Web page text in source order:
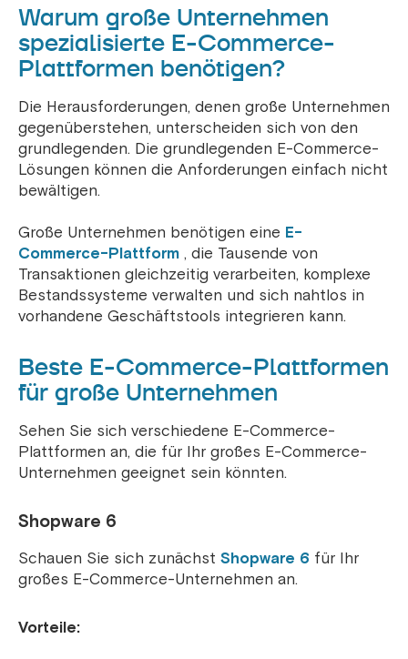
Warum große Unternehmen
spezialisierte E-Commerce-
Plattformen benötigen?
Die Herausforderungen, denen große Unternehmen
gegenüberstehen, unterscheiden sich von den
grundlegenden. Die grundlegenden E-Commerce-
Lösungen können die Anforderungen einfach nicht
bewältigen.
Große Unternehmen benötigen eine E-
Commerce-Plattform , die Tausende von
Transaktionen gleichzeitig verarbeiten, komplexe
Bestandssysteme verwalten und sich nahtlos in
vorhandene Geschäftstools integrieren kann.
Beste E-Commerce-Plattformen
für große Unternehmen
Sehen Sie sich verschiedene E-Commerce-
Plattformen an, die für Ihr großes E-Commerce-
Unternehmen geeignet sein könnten.
Shopware 6
Schauen Sie sich zunächst Shopware 6 für Ihr
großes E-Commerce-Unternehmen an.
Vorteile: